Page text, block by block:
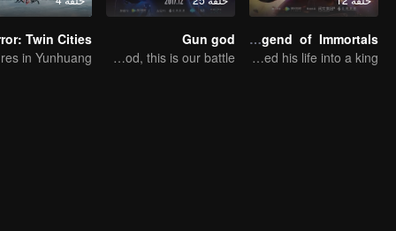
Legend of Immortals
The boy changed his life into a king
Gun god
A shot to seal God, this is our battle!